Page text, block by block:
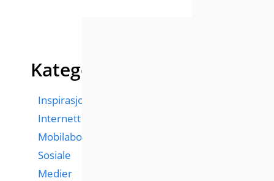
Kategorier
Inspirasjon
Internett
Mobilabonnementer
Sosiale
Medier